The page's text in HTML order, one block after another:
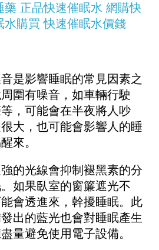
藥 正品快速催眠水 網購快
水購買 快速催眠水價錢
影響睡眠的常見因素之
圍有噪音，如車輛行駛
，可能會在半夜將人吵
大，也可能會影響人的睡
來。
光線會抑制褪黑素的分
如果臥室的窗簾遮光不
會透進來，幹擾睡眠。此
出的藍光也會對睡眠產生
量避免使用電子設備。